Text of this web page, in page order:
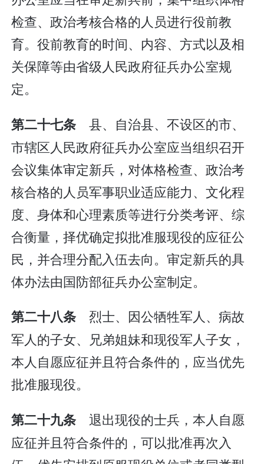
检查、政治考核合格的人员进行役前教
育。役前教育的时间、内容、方式以及相
关保障等由省级人民政府征兵办公室规
定。
第二十七条 县、自治县、不设区的市、
市辖区人民政府征兵办公室应当组织召开
会议集体审定新兵，对体格检查、政治考
核合格的人员军事职业适应能力、文化程
度、身体和心理素质等进行分类考评、综
合衡量，择优确定拟批准服现役的应征公
民，并合理分配入伍去向。审定新兵的具
体办法由国防部征兵办公室制定。
第二十八条 烈士、因公牺牲军人、病故
军人的子女、兄弟姐妹和现役军人子女，
本人自愿应征并且符合条件的，应当优先
批准服现役。
第二十九条 退出现役的士兵，本人自愿
应征并且符合条件的，可以批准再次入